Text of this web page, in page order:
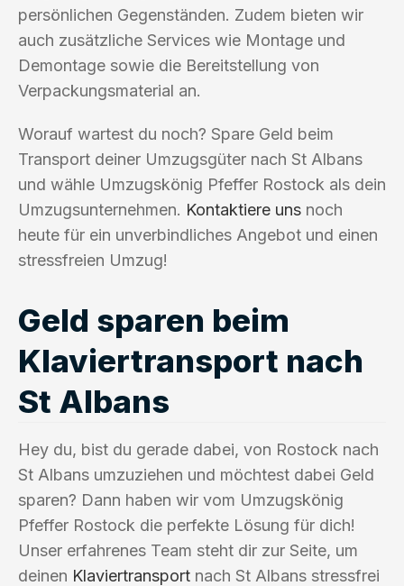
persönlichen Gegenständen. Zudem bieten wir
auch zusätzliche Services wie Montage und
Demontage sowie die Bereitstellung von
Verpackungsmaterial an.
Worauf wartest du noch? Spare Geld beim
Transport deiner Umzugsgüter nach St Albans
und wähle Umzugskönig Pfeffer Rostock als dein
Umzugsunternehmen. Kontaktiere uns noch
heute für ein unverbindliches Angebot und einen
stressfreien Umzug!
Geld sparen beim
Klaviertransport nach
St Albans
Hey du, bist du gerade dabei, von Rostock nach
St Albans umzuziehen und möchtest dabei Geld
sparen? Dann haben wir vom Umzugskönig
Pfeffer Rostock die perfekte Lösung für dich!
Unser erfahrenes Team steht dir zur Seite, um
deinen Klaviertransport nach St Albans stressfrei